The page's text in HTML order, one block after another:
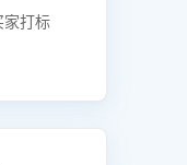
家打标